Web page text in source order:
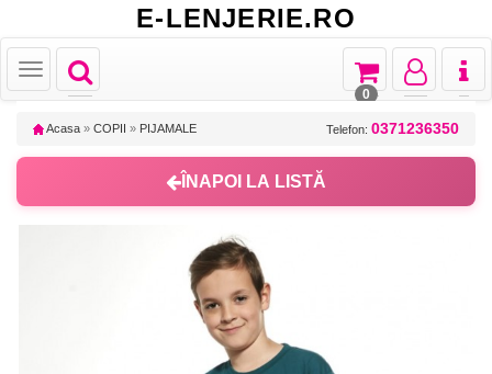
E-LENJERIE.RO
Toggle
navigation
Toggle
Toggle
navigation
Toggle
navigation
Toggle
navigation
0
Acasa » COPII » PIJAMALE Telefon: 0371236350
ÎNAPOI LA LISTĂ